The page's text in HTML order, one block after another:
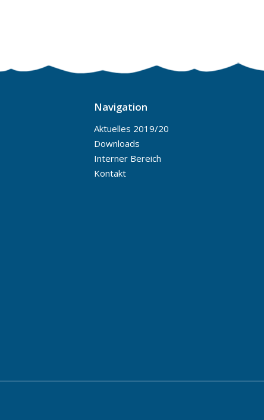
Navigation
Aktuelles 2019/20
Downloads
Interner Bereich
Kontakt